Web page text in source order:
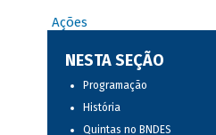
Ações
NESTA SEÇÃO
Programação
História
Quintas no BNDES